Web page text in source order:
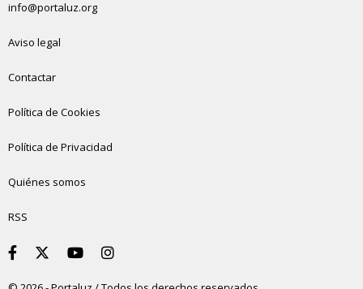
info@portaluz.org
Aviso legal
Contactar
Política de Cookies
Política de Privacidad
Quiénes somos
RSS